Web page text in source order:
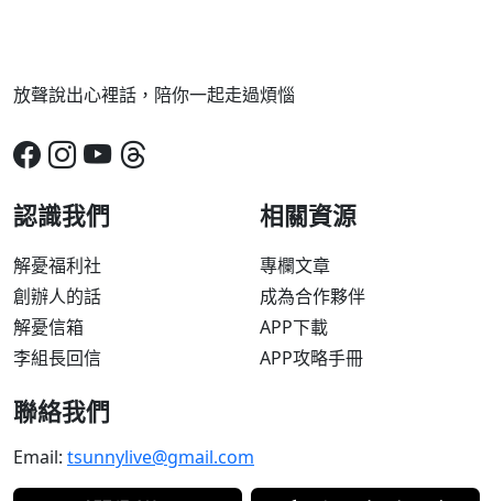
放聲說出心裡話，陪你一起走過煩惱
認識我們
解憂福利社
創辦人的話
解憂信箱
李組長回信
相關資源
專欄文章
成為合作夥伴
APP下載
APP攻略手冊
聯絡我們
Email: tsunnylive@gmail.com